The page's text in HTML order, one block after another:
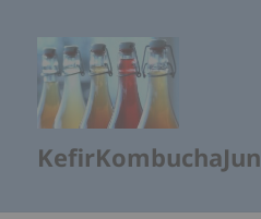
KefirKombuchaJun